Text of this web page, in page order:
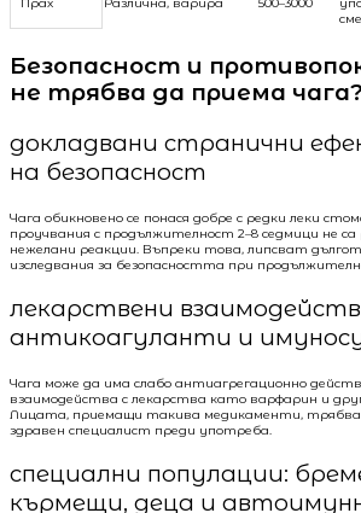
Прах Различна, варира 500–3000
Безопасност и
не трябва да приема чага?
докладвани странични
на безопасност
Чага обикновено се понася добре с редки леки
проучвания с продължителност 2–8 седмици не са
нежелани реакции. Въпреки това, липсват
изследвания за безопасността при
лекарствени
антикоагуланти и
Чага може да има слабо антиагрегационно
взаимодейства с лекарства като варфарин и
Лицата, приемащи такива медикаменти, трябва
здравен специалист преди употреба.
специални популации:
кърмещи, деца и